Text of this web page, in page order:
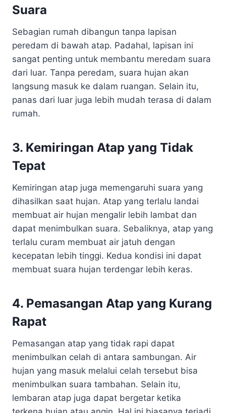
Suara
Sebagian rumah dibangun tanpa lapisan
peredam di bawah atap. Padahal, lapisan ini
sangat penting untuk membantu meredam suara
dari luar. Tanpa peredam, suara hujan akan
langsung masuk ke dalam ruangan. Selain itu,
panas dari luar juga lebih mudah terasa di dalam
rumah.
3. Kemiringan Atap yang Tidak
Tepat
Kemiringan atap juga memengaruhi suara yang
dihasilkan saat hujan. Atap yang terlalu landai
membuat air hujan mengalir lebih lambat dan
dapat menimbulkan suara. Sebaliknya, atap yang
terlalu curam membuat air jatuh dengan
kecepatan lebih tinggi. Kedua kondisi ini dapat
membuat suara hujan terdengar lebih keras.
4. Pemasangan Atap yang Kurang
Rapat
Pemasangan atap yang tidak rapi dapat
menimbulkan celah di antara sambungan. Air
hujan yang masuk melalui celah tersebut bisa
menimbulkan suara tambahan. Selain itu,
lembaran atap juga dapat bergetar ketika